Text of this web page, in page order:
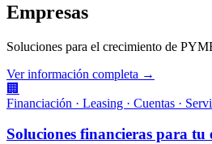
Empresas
Soluciones para el crecimiento de
Ver información completa →
🏢
Financiación · Leasing · Cuentas ·
Soluciones financieras para tu